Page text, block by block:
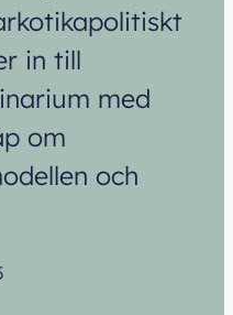
in till
med
om
och